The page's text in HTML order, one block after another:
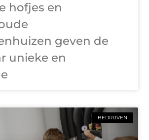
hofjes en
geven de
unieke en
BEDRIJVEN